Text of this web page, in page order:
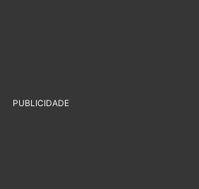
PUBLICIDADE